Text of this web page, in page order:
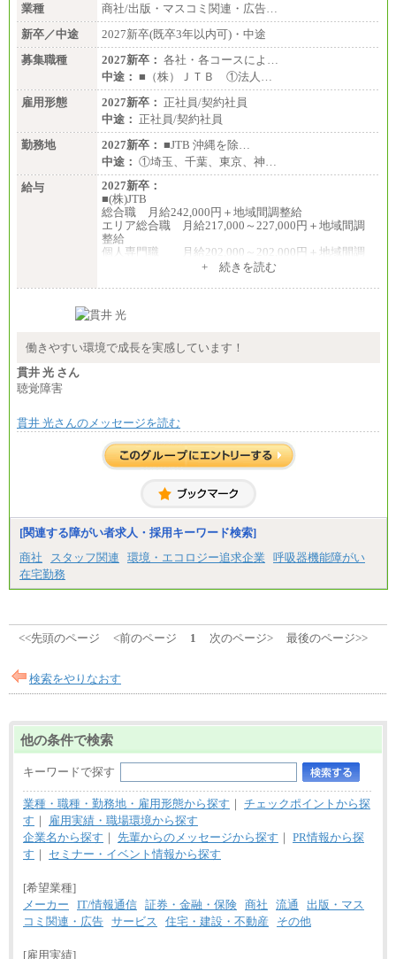
業種
商社/出版・マスコミ関連・広告…
新卒／中途
2027新卒(既卒3年以内可)・中途
募集職種
2027新卒： 各社・各コースによ…
中途： ■（株）ＪＴＢ ①法人…
雇用形態
2027新卒： 正社員/契約社員
中途： 正社員/契約社員
勤務地
2027新卒： ■JTB 沖縄を除…
中途： ①埼玉、千葉、東京、神…
給与
2027新卒：
■(株)JTB
総合職 月給242,000円＋地域間調整給
エリア総合職 月給217,000～227,000円＋地域間調
整給
個人専門職 月給202,000～202,000円＋地域間調
総合職 月給208,000～235,000円
※詳細はJTBキャリアサイトよりご確認ください。
総合職 月給220,000～230,000円＋地域間調整給
整給
※詳細はJTBキャリアサイトよりご確認ください。
■(株)JTBコミュニケーションデザイン
総合職 月給230,000円
みなし残業手当：20,000円（一律支給）※みなし
残業手当の残業時間は10.43時間。
間に応じて、時間外手当等を支給。
■（株）JTBグローバルマーケティング＆トラベル
給
※詳細はJTBキャリアサイトよりご確認ください。
総合職 月給205,000～225,000円＋地域間調整給
エリア総合職 月給185,000円＋地域間調整給
※詳細はJTBキャリアサイトよりご確認ください。
■(株)JTBデータサービス ※2027年新卒募集終了
総合職 月給186,000～194,000円＋地域手当
※詳細はJTBキャリアサイトよりご確認ください。
■I&Jデジタルイノベーション(株)
総合職 月給224,500～242,600円＋地域手当
※詳細はJTBキャリアサイトよりご確認ください。
■(株)JTBビジネストランスフォーム
有期契約職 月給185,000～195,000円
※詳細はJTBキャリアサイトよりご確認ください。
+ 続きを読む
働きやすい環境で成長を実感しています！
貫井 光 さん
聴覚障害
貫井 光さんのメッセージを読む
[関連する障がい者求人・採用キーワード検索]
商社
スタッフ関連 環境・エコロジー追求企業
呼吸器機能障がい
在宅勤務
<<先頭のページ <前のページ 1 次のページ> 最後のページ>>
検索をやりなおす
他の条件で検索
キーワードで探す
業種・職種・勤務地・雇用形態から探す ｜ チェックポイントから探
す ｜
雇用実績・職場環境から探す
企業名から探す ｜ 先輩からのメッセージから探す ｜ PR情報から探
す ｜ セミナー・イベント情報から探す
[希望業種]
メーカー
IT/情報通信 証券・金融・保険 商社 流通
出版・マス
コミ関連・広告 サービス 住宅・建設・不動産 その他
[雇用実績]